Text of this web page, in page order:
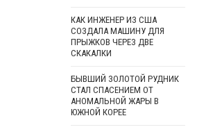
КАК ИНЖЕНЕР ИЗ США
СОЗДАЛА МАШИНУ ДЛЯ
ПРЫЖКОВ ЧЕРЕЗ ДВЕ
СКАКАЛКИ
БЫВШИЙ ЗОЛОТОЙ РУДНИК
СТАЛ СПАСЕНИЕМ ОТ
АНОМАЛЬНОЙ ЖАРЫ В
ЮЖНОЙ КОРЕЕ